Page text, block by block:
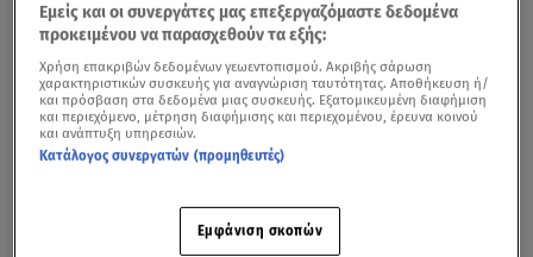
Εμείς και οι συνεργάτες μας επεξεργαζόμαστε δεδομένα
προκειμένου να παρασχεθούν τα εξής:
Χρήση επακριβών δεδομένων γεωεντοπισμού. Ακριβής σάρωση
χαρακτηριστικών συσκευής για αναγνώριση ταυτότητας. Αποθήκευση ή/
και πρόσβαση στα δεδομένα μιας συσκευής. Εξατομικευμένη διαφήμιση
και περιεχόμενο, μέτρηση διαφήμισης και περιεχομένου, έρευνα κοινού
και ανάπτυξη υπηρεσιών.
Κατάλογος συνεργατών (προμηθευτές)
Εμφάνιση σκοπών